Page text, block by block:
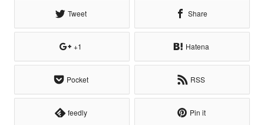
Tweet Share
+1 Hatena
Pocket RSS
feedly Pin it